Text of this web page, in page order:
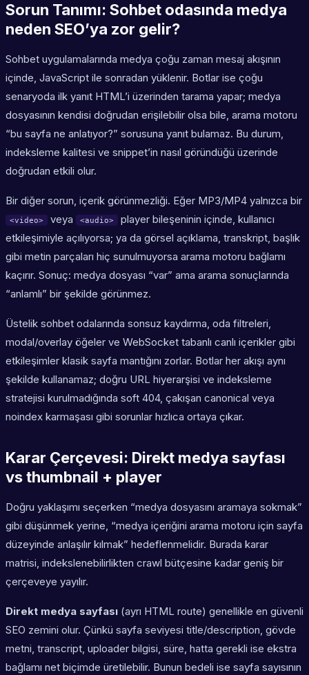
Sorun Tanımı: Sohbet odasında medya
neden SEO’ya zor gelir?
Sohbet uygulamalarında medya çoğu zaman mesaj akışının
içinde, JavaScript ile sonradan yüklenir. Botlar ise çoğu
senaryoda ilk yanıt HTML’i üzerinden tarama yapar; medya
dosyasının kendisi doğrudan erişilebilir olsa bile, arama motoru
“bu sayfa ne anlatıyor?” sorusuna yanıt bulamaz. Bu durum,
indeksleme kalitesi ve snippet’in nasıl göründüğü üzerinde
doğrudan etkili olur.
Bir diğer sorun, içerik görünmezliği. Eğer MP3/MP4 yalnızca bir
<video> veya <audio>
player bileşeninin içinde, kullanıcı
etkileşimiyle açılıyorsa; ya da görsel açıklama, transkript, başlık
gibi metin parçaları hiç sunulmuyorsa arama motoru bağlamı
kaçırır. Sonuç: medya dosyası “var” ama arama sonuçlarında
“anlamlı” bir şekilde görünmez.
Üstelik sohbet odalarında sonsuz kaydırma, oda filtreleri,
modal/overlay öğeler ve WebSocket tabanlı canlı içerikler gibi
etkileşimler klasik sayfa mantığını zorlar. Botlar her akışı aynı
şekilde kullanamaz; doğru URL hiyerarşisi ve indeksleme
stratejisi kurulmadığında soft 404, çakışan canonical veya
noindex karmaşası gibi sorunlar hızlıca ortaya çıkar.
Karar Çerçevesi: Direkt medya sayfası
vs thumbnail + player
Doğru yaklaşımı seçerken “medya dosyasını aramaya sokmak”
gibi düşünmek yerine, “medya içeriğini arama motoru için sayfa
düzeyinde anlaşılır kılmak” hedeflenmelidir. Burada karar
matrisi, indekslenebilirlikten crawl bütçesine kadar geniş bir
çerçeveye yayılır.
Direkt medya sayfası (ayrı HTML route) genellikle en güvenli
SEO zemini olur. Çünkü sayfa seviyesi title/description, gövde
metni, transcript, uploader bilgisi, süre, hatta gerekli ise ekstra
bağlamı net biçimde üretilebilir. Bunun bedeli ise sayfa sayısının